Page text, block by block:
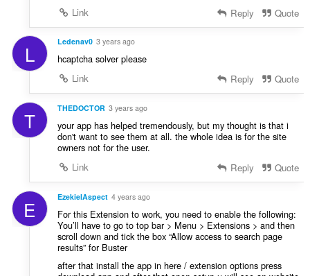
ス
可
Link
Reply Quote
L Ledenav0 3 years ago
hcaptcha solver please
Link
Reply Quote
T THEDOCTOR 3 years ago
your app has helped tremendously, but my thought is that i
don't want to see them at all. the whole idea is for the site
owners not for the user.
Link
Reply Quote
E EzekielAspect 4 years ago
For this Extension to work, you need to enable the following:
You’ll have to go to top bar > Menu > Extensions > and then
scroll down and tick the box “Allow access to search page
results” for Buster
after that install the app in here / extension options press